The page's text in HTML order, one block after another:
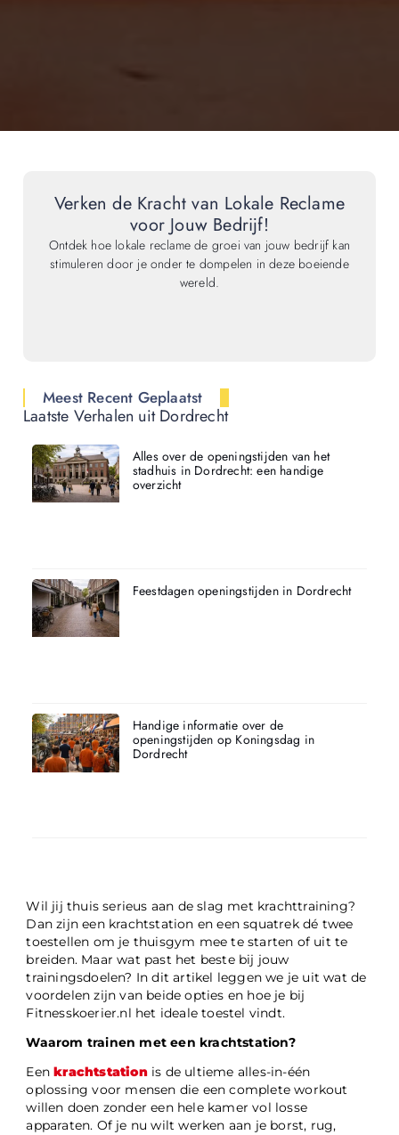
Wil jij thuis serieus aan de slag met krachttraining?
Dan zijn een krachtstation en een squatrek dé twee
toestellen om je thuisgym mee te starten of uit te
breiden. Maar wat past het beste bij jouw
trainingsdoelen? In dit artikel leggen we je uit wat de
voordelen zijn van beide opties en hoe je bij
Fitnesskoerier.nl het ideale toestel vindt.
Waarom trainen met een krachtstation?
Eenkrachtstationis de ultieme alles-in-één
oplossing voor mensen die een complete workout
willen doen zonder een hele kamer vol losse
apparaten. Of je nu wilt werken aan je borst, rug,
Verken de Kracht van Lokale Reclame
voor Jouw Bedrijf!
Ontdek hoe lokale reclame de groei van jouw bedrijf kan
stimuleren door je onder te dompelen in deze boeiende
wereld.
Meest Recent Geplaatst
Laatste Verhalen uit Dordrecht
Alles over de openingstijden van het
stadhuis in Dordrecht: een handige
overzicht
Feestdagen openingstijden in Dordrecht
Handige informatie over de
openingstijden op Koningsdag in
Dordrecht